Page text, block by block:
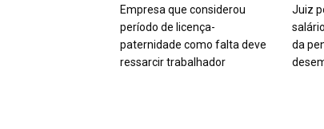
Empresa que considerou
período de licença-
paternidade como falta deve
ressarcir trabalhador
Juiz
da